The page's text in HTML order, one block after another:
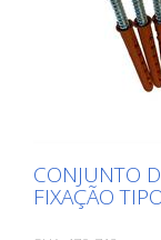
CONJUNTO
FIXAÇÃO